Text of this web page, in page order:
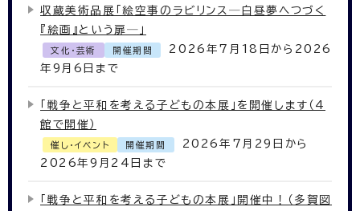
収蔵美術品展「絵空事のラビリンス─白昼夢へつづく
『絵画』という扉─」
文化・芸術 開催期間
2026年7月18日から2026
年9月6日まで
「戦争と平和を考える子どもの本展」を開催します（4
館で開催）
催し・イベント 開催期間
2026年7月29日から
2026年9月24日まで
「戦争と平和を考える子どもの本展」開催中！（多賀図